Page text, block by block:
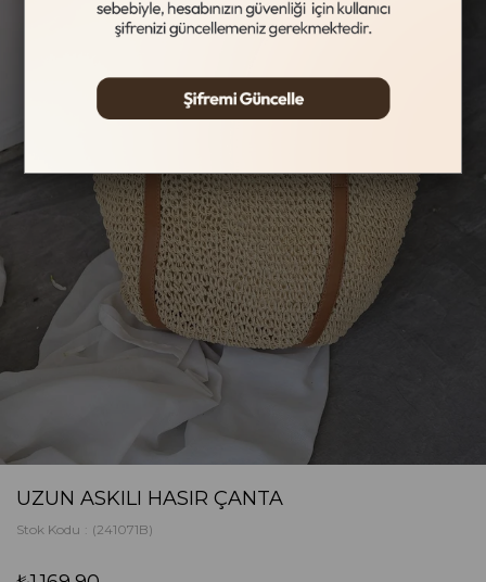
UZUN ASKILI HASIR ÇANTA
Stok Kodu (241071B)